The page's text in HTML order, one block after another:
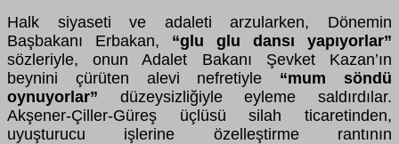
Halk siyaseti ve adaleti arzularken, Dönemin
Başbakanı Erbakan, “glu glu dansı yapıyorlar”
sözleriyle, onun Adalet Bakanı Şevket Kazan’ın
beynini çürüten alevi nefretiyle “mum söndü
oynuyorlar” düzeysizliğiyle eyleme saldırdılar.
Akşener-Çiller-Güreş üçlüsü silah ticaretinden,
uyuşturucu işlerine özelleştirme rantının